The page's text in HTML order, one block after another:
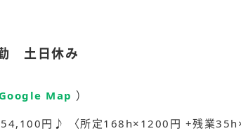
土日休み
Google Map ）
円♪ 〈所定168h×1200円 +残業